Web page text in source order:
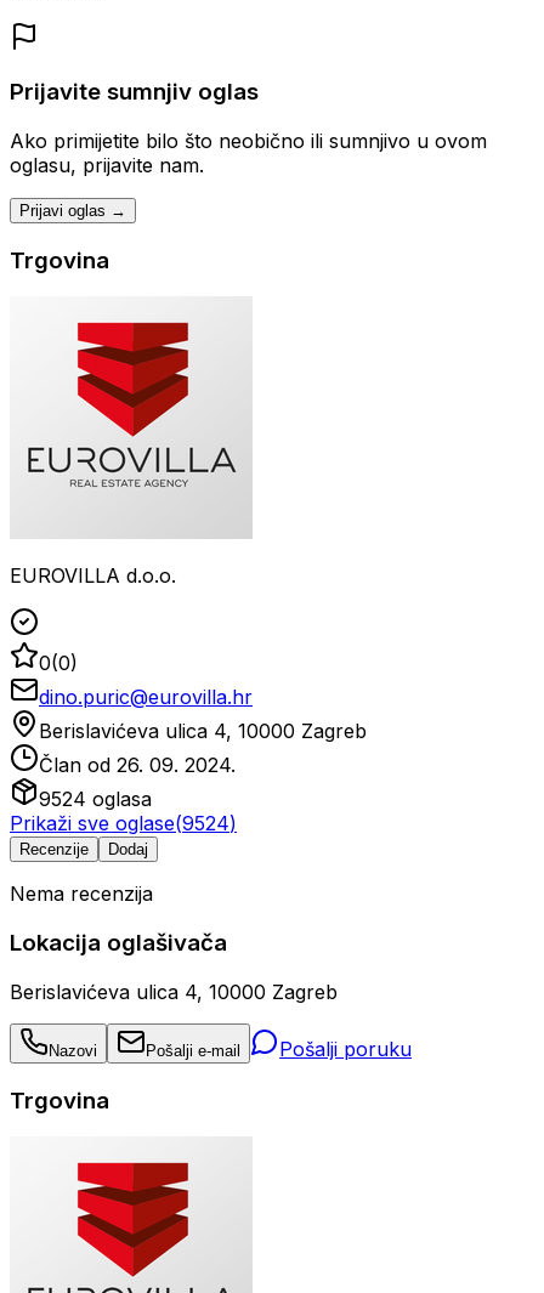
Prijavite sumnjiv oglas
Ako primijetite bilo što neobično ili sumnjivo u ovom
oglasu, prijavite nam.
Prijavi oglas →
Trgovina
EUROVILLA d.o.o.
0(0)
dino.puric@eurovilla.hr
Berislavićeva ulica 4, 10000 Zagreb
Član od 26. 09. 2024.
9524 oglasa
Prikaži sve oglase(9524)
Recenzije Dodaj
Nema recenzija
Lokacija oglašivača
Berislavićeva ulica 4, 10000 Zagreb
Nazovi Pošalji e-mail Pošalji poruku
Trgovina